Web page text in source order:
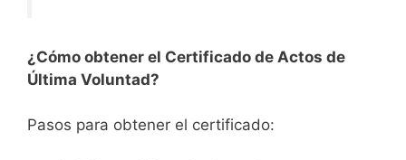
¿Cómo obtener el Certificado de Actos de
Última Voluntad?
Pasos para obtener el certificado: